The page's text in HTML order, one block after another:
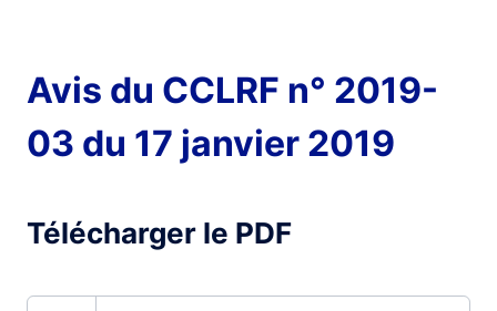
Avis du CCLRF n° 2019-
03 du 17 janvier 2019
Télécharger le PDF